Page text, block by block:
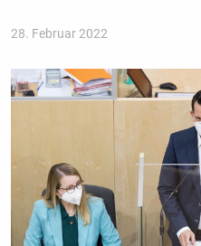
28. Februar 2022